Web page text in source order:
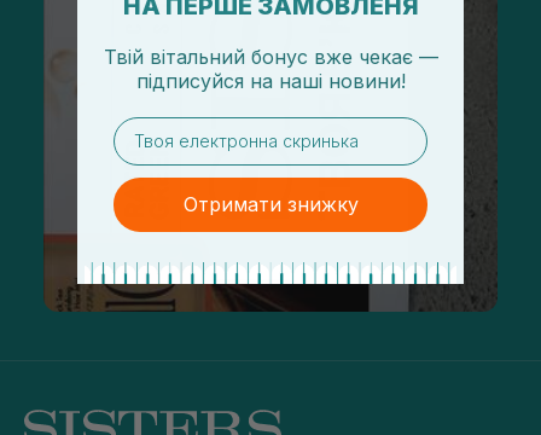
НА ПЕРШЕ ЗАМОВЛЕНЯ
Твій вітальний бонус вже чекає —
підписуйся на наші новини!
email
Отримати знижку